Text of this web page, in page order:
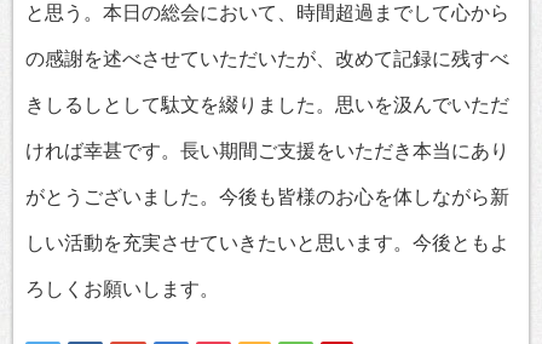
と思う。本日の総会において、時間超過までして心から
の感謝を述べさせていただいたが、改めて記録に残すべ
きしるしとして駄文を綴りました。思いを汲んでいただ
ければ幸甚です。長い期間ご支援をいただき本当にあり
がとうございました。今後も皆様のお心を体しながら新
しい活動を充実させていきたいと思います。今後ともよ
ろしくお願いします。